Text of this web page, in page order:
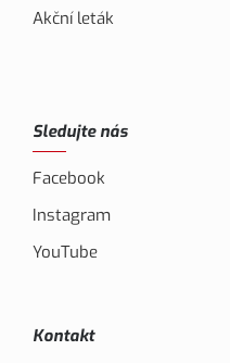
Akční leták
Sledujte nás
Facebook
Instagram
YouTube
Kontakt